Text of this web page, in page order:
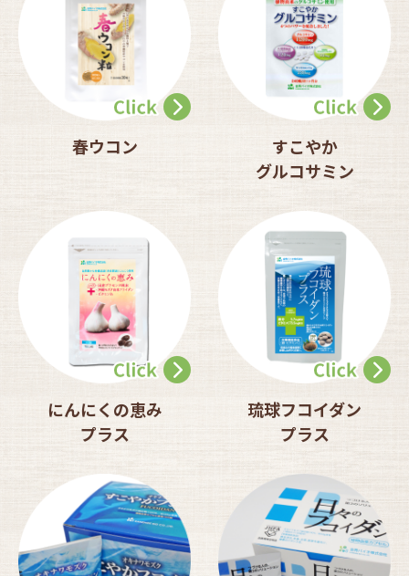
春ウコン
すこやか
グルコサミン
にんにくの恵み
プラス
琉球フコイダン
プラス